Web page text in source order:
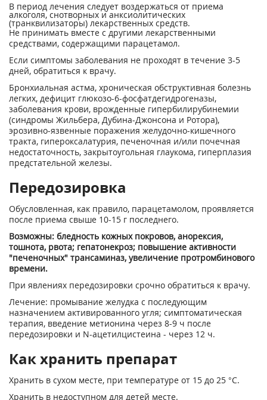
В период лечения следует воздержаться от приема
алкоголя, снотворных и анксиолитических
(транквилизаторы) лекарственных средств.
Не принимать вместе с другими лекарственными
средствами, содержащими парацетамол.
Если симптомы заболевания не проходят в течение 3-5
дней, обратиться к врачу.
Бронхиальная астма, хроническая обструктивная болезнь
легких, дефицит глюкозо-6-фосфатдегидрогеназы,
заболевания крови, врожденные гипербилирубинемии
(синдромы Жильбера, Дубина-Джонсона и Ротора),
эрозивно-язвенные поражения желудочно-кишечного
тракта, гипероксалатурия, печеночная и/или почечная
недостаточность, закрытоугольная глаукома, гиперплазия
предстательной железы.
Передозировка
Обусловленная, как правило, парацетамолом, проявляется
после приема свыше 10-15 г последнего.
Возможны: бледность кожных покровов, анорексия,
тошнота, рвота; гепатонекроз; повышение активности
"печеночных" трансаминаз, увеличение протромбинового
времени.
При явлениях передозировки срочно обратиться к врачу.
Лечение: промывание желудка с последующим
назначением активированного угля; симптоматическая
терапия, введение метионина через 8-9 ч после
передозировки и N-ацетилцистеина - через 12 ч.
Как хранить препарат
Хранить в сухом месте, при температуре от 15 до 25 °С.
Хранить в недоступном для детей месте.